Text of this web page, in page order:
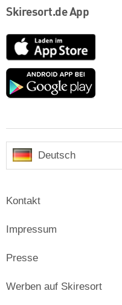
Skiresort.de App
App
Store
Google
Deutsch
Kontakt
Impressum
Presse
Werben auf Skiresort